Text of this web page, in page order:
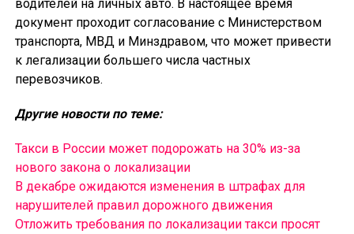
водителей на личных авто. В настоящее время
документ проходит согласование с Министерством
транспорта, МВД и Минздравом, что может привести
к легализации большего числа частных
перевозчиков.
Другие новости по теме:
Такси в России может подорожать на 30% из-за
нового закона о локализации
В декабре ожидаются изменения в штрафах для
нарушителей правил дорожного движения
Отложить требования по локализации такси просят